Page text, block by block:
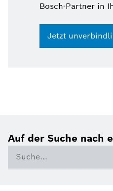
Bosch-Partner in
Jetzt
Auf der Suche nach